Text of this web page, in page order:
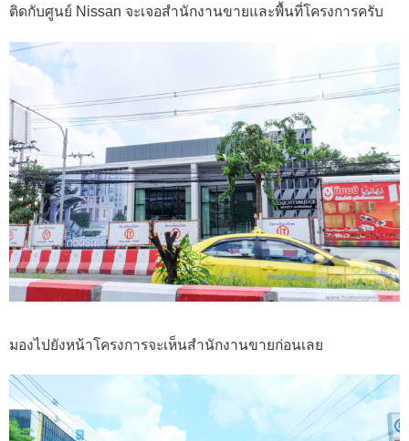
ติดกับศูนย์ Nissan จะเจอสำนักงานขายและพื้นที่โครงการครับ
มองไปยังหน้าโครงการจะเห็นสำนักงานขายก่อนเลย